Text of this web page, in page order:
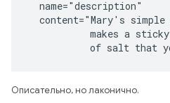
  name="description"
content="Mary's simple
makes a
of salt that
Описательно, но лаконично.